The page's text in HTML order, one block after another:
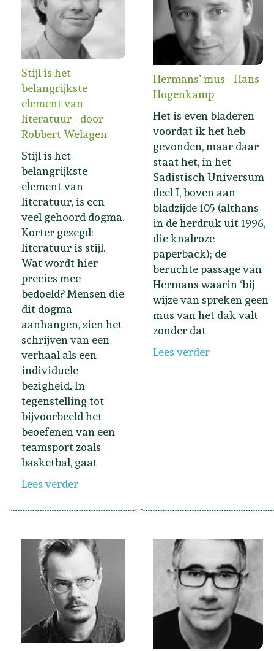
Stijl is het
belangrijkste
element van
literatuur - door
Robbert Welagen
Stijl is het
belangrijkste
element van
literatuur, is een
veel gehoord dogma.
Korter gezegd:
literatuur is stijl.
Wat wordt hier
precies mee
bedoeld? Mensen die
dit dogma
aanhangen, zien het
schrijven van een
verhaal als een
individuele
bezigheid. In
tegenstelling tot
bijvoorbeeld het
beoefenen van een
teamsport zoals
basketbal, gaat
Lees verder
Hermans’ mus - Hans
Hogenkamp
Het is even bladeren
voordat ik het heb
gevonden, maar daar
staat het, in het
Sadistisch Universum
deel I, boven aan
bladzijde 105 (althans
in de herdruk uit 1996,
die knalroze
paperback); de
beruchte passage van
Hermans waarin ‘bij
wijze van spreken geen
mus van het dak valt
zonder dat
Lees verder